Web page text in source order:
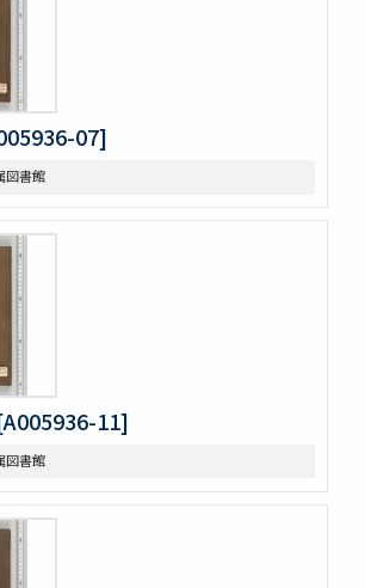
from the Rubáiyát of Omar
và ý nghīa Annam các chữ nho trong
書不二字音義撮要
（下巻）
状況と印度支那人の希望事項
宣傳戰
五号
IN WESTERN CHINA
月行品考定暦原・須彌界日道中路八線表根・瞿
七・瞿曇氏暦草稿・古今交食考・立世阿毘曇暦
暦法數原
略釋私記
[L_161762]
ためのデジタル資源／Digital Resources for
07]
図書館
11]
図書館